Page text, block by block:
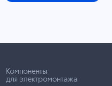
Компоненты
для электромонтажа